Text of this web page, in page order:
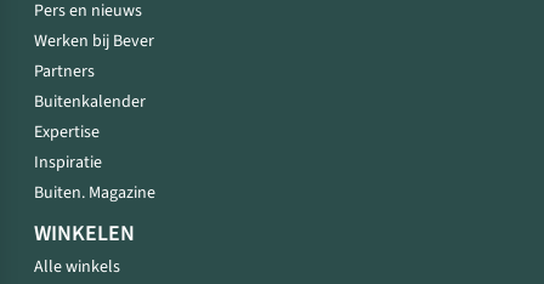
Pers en nieuws
Werken bij Bever
Partners
Buitenkalender
Expertise
Inspiratie
Buiten. Magazine
WINKELEN
Alle winkels